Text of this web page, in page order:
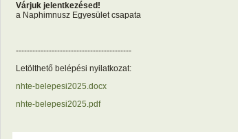
Várjuk jelentkezésed!
a Naphimnusz Egyesület csapata
------------------------------------------
Letölthető belépési nyilatkozat:
nhte-belepesi2025.docx
nhte-belepesi2025.pdf